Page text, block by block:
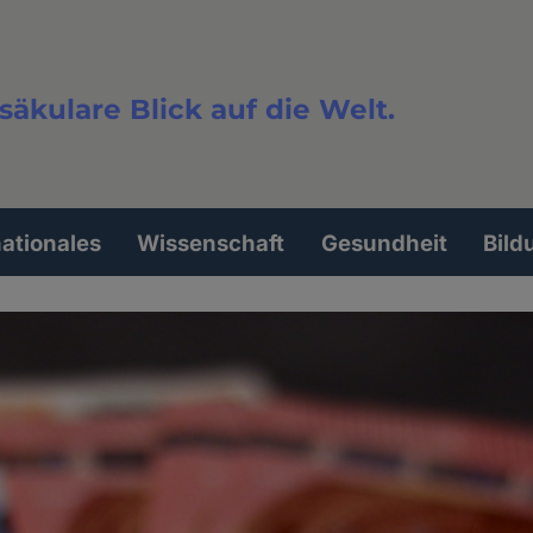
Blick auf die Welt.
Wissenschaft Gesundheit